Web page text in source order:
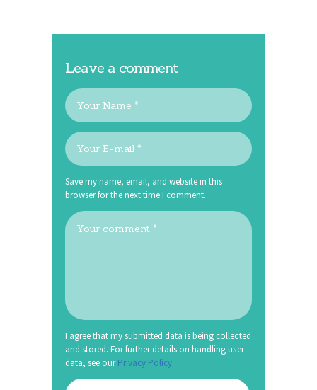
Leave a comment
Save my name, email, and website in this
browser for the next time I comment.
I agree that my submitted data is being collected
and stored. For further details on handling user
data, see ourPrivacy Policy